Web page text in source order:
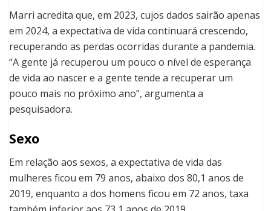
Marri acredita que, em 2023, cujos dados sairão apenas
em 2024, a expectativa de vida continuará crescendo,
recuperando as perdas ocorridas durante a pandemia.
“A gente já recuperou um pouco o nível de esperança
de vida ao nascer e a gente tende a recuperar um
pouco mais no próximo ano”, argumenta a
pesquisadora.
Sexo
Em relação aos sexos, a expectativa de vida das
mulheres ficou em 79 anos, abaixo dos 80,1 anos de
2019, enquanto a dos homens ficou em 72 anos, taxa